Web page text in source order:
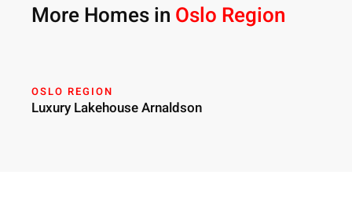
More Homes in Oslo Region
OSLO REGION
Luxury Lakehouse Arnaldson